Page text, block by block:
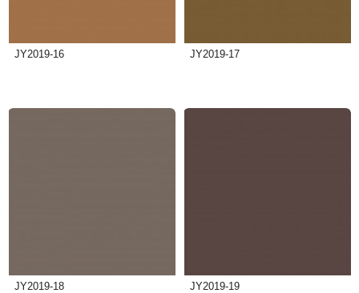
JY2019-16 JY2019-17
JY2019-18 JY2019-19